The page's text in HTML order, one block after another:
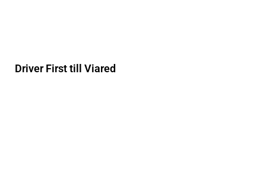
Driver First till Viared